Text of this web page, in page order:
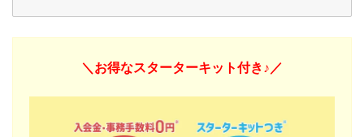
＼お得なスターターキット付き♪／